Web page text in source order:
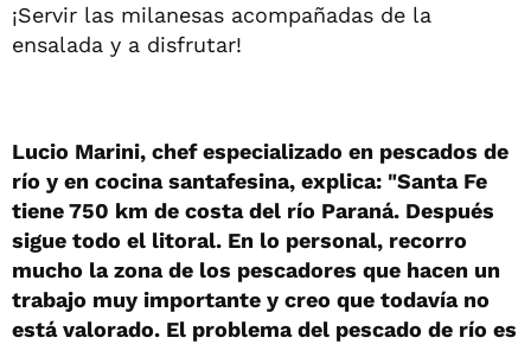
¡Servir las milanesas acompañadas de la
ensalada y a disfrutar!
Lucio Marini, chef especializado en pescados de
río y en cocina santafesina, explica: "Santa Fe
tiene 750 km de costa del río Paraná. Después
sigue todo el litoral. En lo personal, recorro
mucho la zona de los pescadores que hacen un
trabajo muy importante y creo que todavía no
está valorado. El problema del pescado de río es